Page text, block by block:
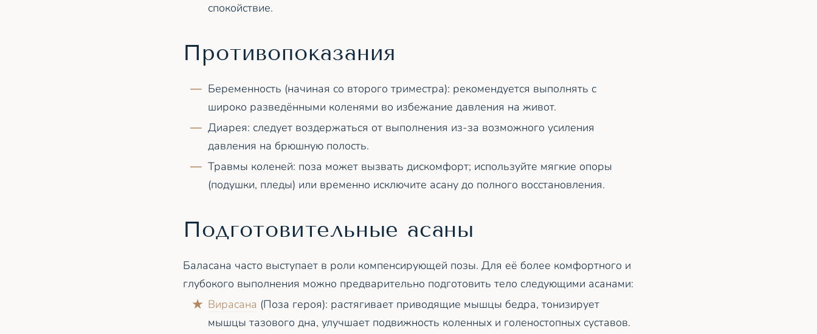
спокойствие.
Противопоказания
Беременность (начиная со второго триместра): рекомендуется выполнять с
широко разведёнными коленями во избежание давления на живот.
Диарея: следует воздержаться от выполнения из-за возможного усиления
давления на брюшную полость.
Травмы коленей: поза может вызвать дискомфорт; используйте мягкие опоры
(подушки, пледы) или временно исключите асану до полного восстановления.
Подготовительные асаны
Баласана часто выступает в роли компенсирующей позы. Для её более комфортного и
глубокого выполнения можно предварительно подготовить тело следующими асанами:
Вирасана (Поза героя): растягивает приводящие мышцы бедра, тонизирует
мышцы тазового дна, улучшает подвижность коленных и голеностопных суставов.